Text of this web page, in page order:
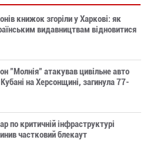
книжок згоріли у Харкові: як
видавництвам відновитися
"Молнія" атакував цивільне авто
на Херсонщині, загинула 77-
по критичній інфраструктурі
частковий блекаут